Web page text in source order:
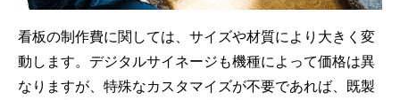
看板の制作費に関しては、サイズや材質により大きく変
動します。デジタルサイネージも機種によって価格は異
なりますが、特殊なカスタマイズが不要であれば、既製